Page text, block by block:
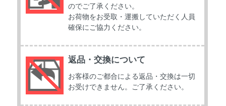
のでご了承ください。
お荷物をお受取・運搬していただく人員
確保にご協力ください。
返品・交換について
お客様のご都合による返品・交換は一切
お受けできません。ご了承ください。